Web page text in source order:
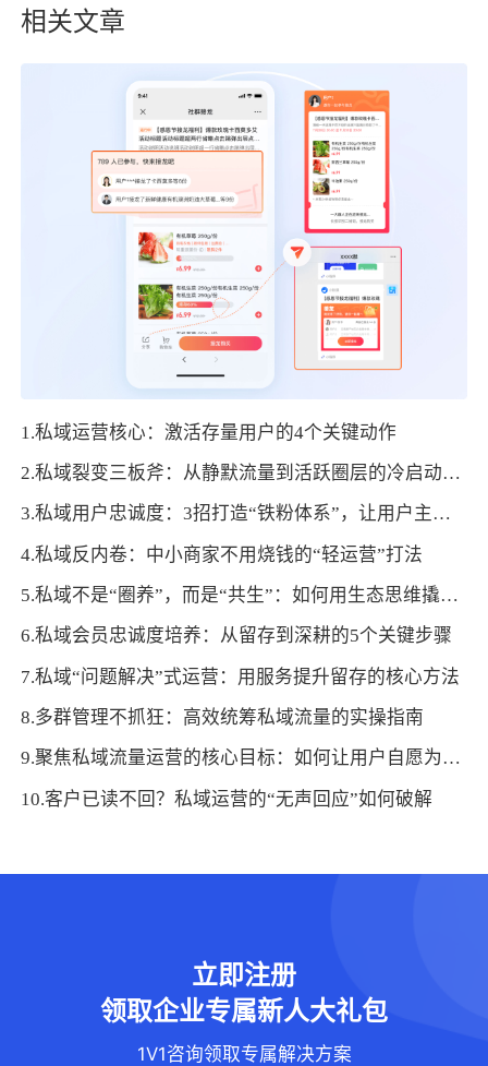
相关文章
1.私域运营核心：激活存量用户的4个关键动作
2.私域裂变三板斧：从静默流量到活跃圈层的冷启动策略
3.私域用户忠诚度：3招打造“铁粉体系”，让用户主动复购+裂变
4.私域反内卷：中小商家不用烧钱的“轻运营”打法
5.私域不是“圈养”，而是“共生”：如何用生态思维撬动用户终身价值
6.私域会员忠诚度培养：从留存到深耕的5个关键步骤
7.私域“问题解决”式运营：用服务提升留存的核心方法
8.多群管理不抓狂：高效统筹私域流量的实操指南
9.聚焦私域流量运营的核心目标：如何让用户自愿为品牌“发声”？
10.客户已读不回？私域运营的“无声回应”如何破解
立即注册
领取企业专属新人大礼包
1V1咨询领取专属解决方案